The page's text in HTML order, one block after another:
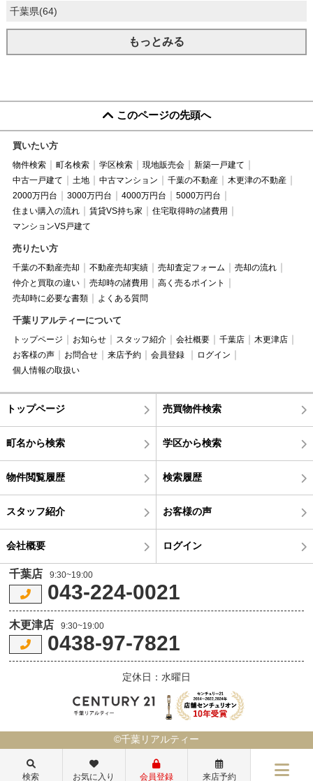
千葉県(64)
もっとみる
このページの先頭へ
買いたい方
物件検索 町名検索 学区検索 現地販売会
新築一戸建て
中古一戸建て
土地 中古マンション 千葉の不動産
木更津の不動産
2000万円台
3000万円台 4000万円台
5000万円台
住まい購入の流れ
賃貸VS持ち家
住宅取得時の諸費用
マンションVS戸建て
売りたい方
千葉の不動産売却 不動産売却実績 売却査定フォーム
売却の流れ
仲介と買取の違い
売却時の諸費用
高く売るポイント
売却時に必要な書類
よくある質問
千葉リアルティーについて
トップページ お知らせ スタッフ紹介 会社概要 千葉店
木更津店
お客様の声
お問合せ 来店予約 会員登録
ログイン
個人情報の取扱い
トップページ 売買物件検索
町名から検索 学区から検索
物件閲覧履歴 検索履歴
スタッフ紹介 お客様の声
会社概要 ログイン
千葉店 9:30~19:00
043-224-0021
木更津店 9:30~19:00
0438-97-7821
定休日：水曜日
©千葉リアルティー
検索 お気に入り 会員登録 来店予約